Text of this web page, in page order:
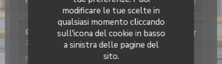
modificare le tue scelte in
qualsiasi momento cliccando
sull'icona del cookie in basso
a sinistra delle pagine del
sito.
Celine
2026-08-04
- 13:00 - Ospiti 2
5/5 Cucina
Prezzo